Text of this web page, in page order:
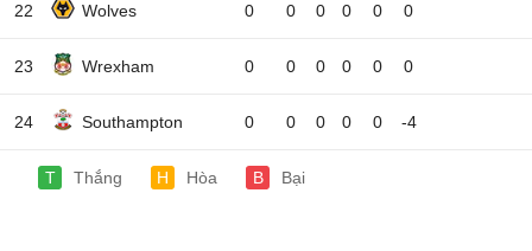
22 Wolves 0 0 0 0 0 0
23 Wrexham 0 0 0 0 0 0
24 Southampton 0 0 0 0 0 -4
T Thắng H Hòa B Bại